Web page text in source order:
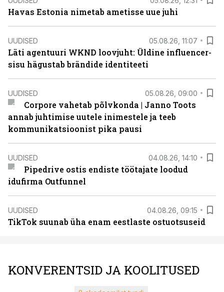
Havas Estonia nimetab ametisse uue juhi
UUDISED 05.08.26, 11:07
Läti agentuuri WKND loovjuht: Üldine influencer-
sisu hägustab brändide identiteeti
UUDISED 05.08.26, 09:00
Corpore vahetab põlvkonda | Janno Toots
annab juhtimise uutele inimestele ja teeb
kommunikatsioonist pika pausi
UUDISED 04.08.26, 14:10
Pipedrive ostis endiste töötajate loodud
idufirma Outfunnel
UUDISED 04.08.26, 09:15
TikTok suunab üha enam eestlaste ostuotsuseid
KONVERENTSID JA KOOLITUSED